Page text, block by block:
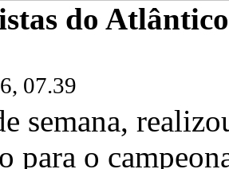
Frazão, juntamente com os...
Continuar...
do
07.39
semana,
para o